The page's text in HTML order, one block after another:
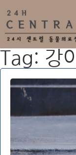
Tag: 강